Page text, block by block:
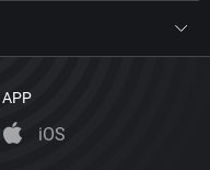
APP
iOS